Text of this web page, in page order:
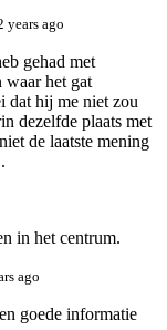
years ago
gehad met
waar het gat
dat hij me niet zou
dezelfde plaats met
de laatste mening
in het centrum.
ago
goede informatie